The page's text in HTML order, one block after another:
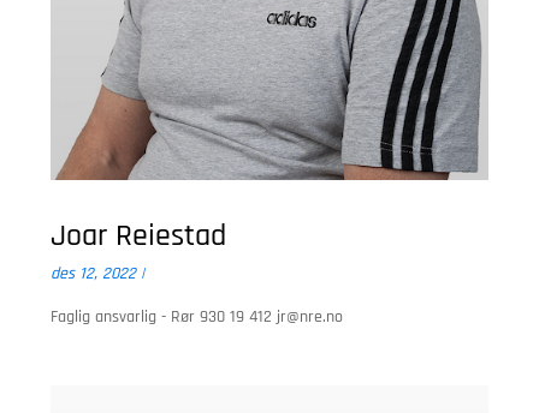
Joar Reiestad
des 12, 2022|
Faglig ansvarlig - Rør 930 19 412jr@nre.no